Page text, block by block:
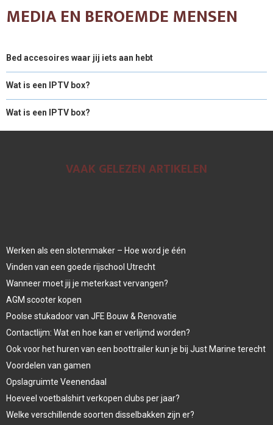
MEDIA EN BEROEMDE MENSEN
Bed accesoires waar jij iets aan hebt
Wat is een IPTV box?
Wat is een IPTV box?
VAAK GELEZEN ARTIKELEN
Werken als een slotenmaker – Hoe word je één
Vinden van een goede rijschool Utrecht
Wanneer moet jij je meterkast vervangen?
AGM scooter kopen
Poolse stukadoor van JFE Bouw & Renovatie
Contactlijm: Wat en hoe kan er verlijmd worden?
Ook voor het huren van een boottrailer kun je bij Just Marine terecht
Voordelen van gamen
Opslagruimte Veenendaal
Hoeveel voetbalshirt verkopen clubs per jaar?
Welke verschillende soorten disselbakken zijn er?